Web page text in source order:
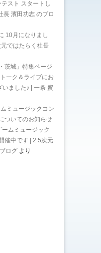
スト スタートし
長 濱田功志 のブロ
10月になりまし
ではたらく社長
茨城」特集ページ
ーク＆ライブにお
ました♪ | 一条 蜜
ミュージックコン
ついてのお知らせ
ムミュージック
催中です | 2.5次元
ログ より